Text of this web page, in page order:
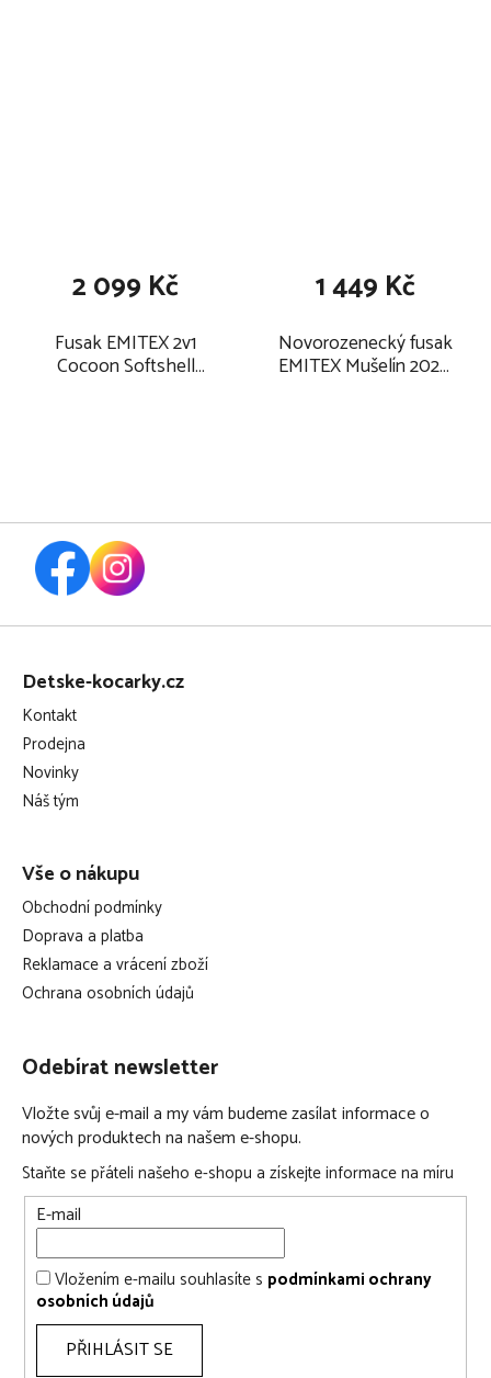
Fusak EMITEX 2v1
Cocoon Softshell
2 099 Kč
Novorozenecký fusak
EMITEX Mušelín 2026,
1 449 Kč
Z
Detske-kocarky.cz
Kontakt
Prodejna
Novinky
Náš tým
Vše o nákupu
Obchodní podmínky
Doprava a platba
Reklamace a vrácení zboží
Ochrana osobních údajů
Odebírat newsletter
Vložte svůj e-mail a my vám budeme zasílat informace o
nových produktech na našem e-shopu.
Staňte se přáteli našeho e-shopu a získejte informace na míru
E-mail
Vložením e-mailu souhlasíte s podmínkami ochrany
osobních údajů
PŘIHLÁSIT SE